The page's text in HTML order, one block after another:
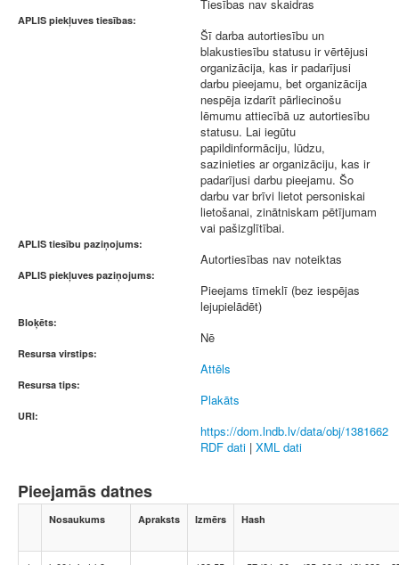
Tiesības nav skaidras
APLIS piekļuves tiesības:
Šī darba autortiesību un
blakustiesību statusu ir vērtējusi
organizācija, kas ir padarījusi
darbu pieejamu, bet organizācija
nespēja izdarīt pārliecinošu
lēmumu attiecībā uz autortiesību
statusu. Lai iegūtu
papildinformāciju, lūdzu,
sazinieties ar organizāciju, kas ir
padarījusi darbu pieejamu. Šo
darbu var brīvi lietot personiskai
lietošanai, zinātniskam pētījumam
vai pašizglītībai.
APLIS tiesību paziņojums:
Autortiesības nav noteiktas
APLIS piekļuves paziņojums:
Pieejams tīmeklī (bez iespējas
lejupielādēt)
Bloķēts:
Nē
Resursa virstips:
Attēls
Resursa tips:
Plakāts
URI:
https://dom.lndb.lv/data/obj/1381662
RDF dati | XML dati
Pieejamās datnes
Nosaukums Apraksts Izmērs Hash